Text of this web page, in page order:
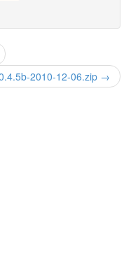
2010-12-06.zip →